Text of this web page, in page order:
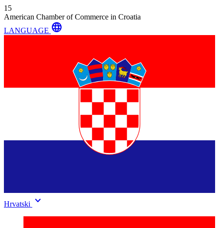
15
American Chamber of Commerce in Croatia
LANGUAGE language
Hrvatski keyboard_arrow_down